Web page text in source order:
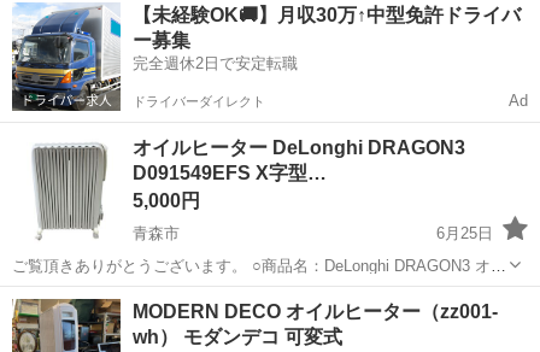
【未経験OK🚚】月収30万↑中型免許ドライバ
ー募集
完全週休2日で安定転職
ドライバーダイレクト Ad
オイルヒーター DeLonghi DRAGON3
D091549EFS X字型…
5,000円
青森市
6月25日
ご覧頂きありがとうございます。 ○商品名：DeLonghi DRAGON3 オイ
ルヒーター ○型式：D091549EFS ◯サイズ：幅50 x 奥行30 x 高さ
65（cm） ※動作確認済 ※...
青森 青森市 フィン
MODERN DECO オイルヒーター（zz001-
wh） モダンデコ 可変式